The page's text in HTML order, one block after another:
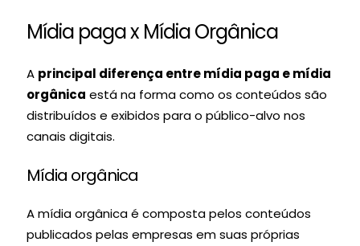
Mídia paga x Mídia Orgânica
A principal diferença entre mídia paga e mídia
orgânica está na forma como os conteúdos são
distribuídos e exibidos para o público-alvo nos
canais digitais.
Mídia orgânica
A mídia orgânica é composta pelos conteúdos
publicados pelas empresas em suas próprias